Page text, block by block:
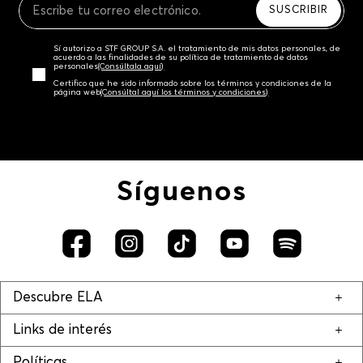
SUSCRIBIR
Sí autorizo a STF GROUP S.A. el tratamiento de mis datos personales, de
acuerdo a las finalidades de su política de tratamiento de datos
personales‎(Consúltala aquí)
Certifico que he sido informado sobre los términos y condiciones de la
página web‎(Consúltal aquí los términos y condiciones)
Síguenos
Descubre ELA
Links de interés